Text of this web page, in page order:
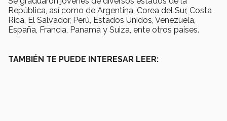
República, así como de Argentina, Corea del Sur, Costa
Rica, El Salvador, Perú, Estados Unidos, Venezuela,
España, Francia, Panamá y Suiza, ente otros países.
TAMBIÉN TE PUEDE INTERESAR LEER: